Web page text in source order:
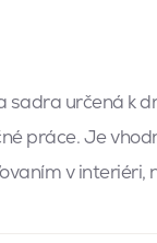
sadra určená k
práce. Je
v interiéri,